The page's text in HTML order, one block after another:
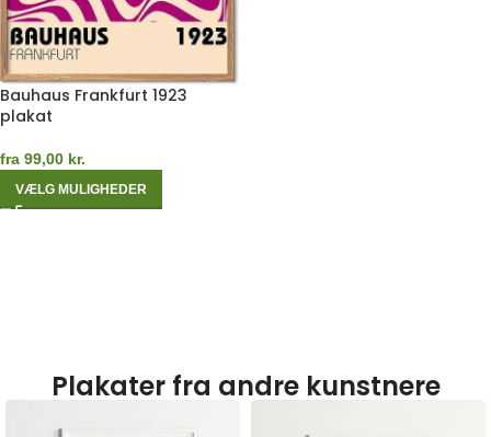
Bauhaus Frankfurt 1923
plakat
fra 99,00 kr.
VÆLG MULIGHEDER
Plakater fra andre kunstnere